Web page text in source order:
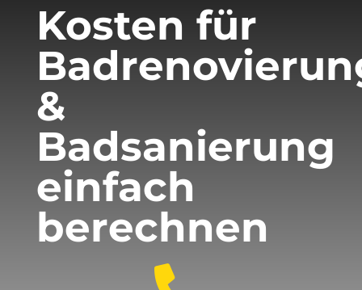
Kosten für
&
Badsanierung
einfach
berechnen